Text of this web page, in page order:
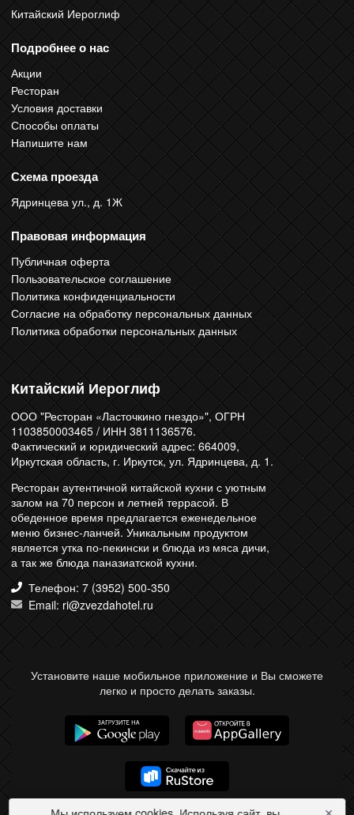
Китайский Иероглиф
Подробнее о нас
Акции
Ресторан
Условия доставки
Способы оплаты
Напишите нам
Схема проезда
Ядринцева ул., д. 1Ж
Правовая информация
Публичная оферта
Пользовательское соглашение
Политика конфиденциальности
Согласие на обработку персональных данных
Политика обработки персональных данных
Китайский Иероглиф
ООО "Ресторан «Ласточкино гнездо»", ОГРН
1103850003465 / ИНН 3811136576.
Фактический и юридический адрес: 664009,
Иркутская область, г. Иркутск, ул. Ядринцева, д. 1.
Ресторан аутентичной китайской кухни с уютным
залом на 70 персон и летней террасой. В
обеденное время предлагается еженедельное
меню бизнес-ланчей. Уникальным продуктом
является утка по-пекински и блюда из мяса дичи,
а так же блюда паназиатской кухни.
Телефон: 7 (3952) 500-350
Email: ri@zvezdahotel.ru
Установите наше мобильное приложение и Вы сможете
легко и просто делать заказы.